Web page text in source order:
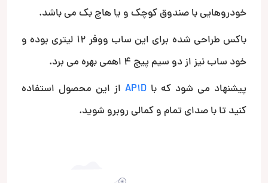
خودروهایی با صندوق کوچک و یا هاچ بک می باشد.
باکس طراحی شده برای این ساب ووفر 12 لیتری بوده و
خود ساب نیز از دو سیم پیچ 4 اهمی بهره می برد.
پیشنهاد می شود که با AP1D از این محصول استفاده
کنید تا با صدای تمام و کمالی روبرو شوید.